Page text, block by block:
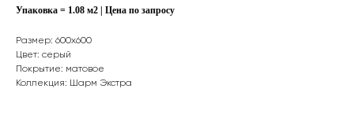
Упаковка = 1.08 м2 | Цена по запросу
Размер: 600x600
Цвет: серый
Покрытие: матовое
Коллекция: Шарм Экстра